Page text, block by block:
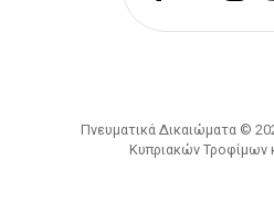
Πνευματικά Δικαιώματα ©
Κυπριακών Τροφίμων